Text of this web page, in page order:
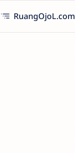
RuangOjoL.com